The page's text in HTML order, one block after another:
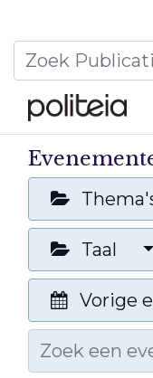
Taal
Vorige